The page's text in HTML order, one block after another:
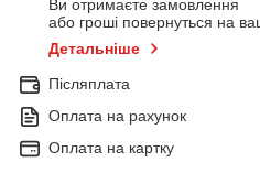
Ви отримаєте замовлення
або гроші повернуться на
Детальніше
Післяплата
Оплата на рахунок
Оплата на картку